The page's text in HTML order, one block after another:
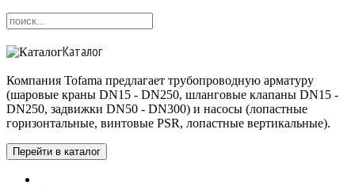
Каталог
Компания Tofama предлагает трубопроводную арматуру
(шаровые краны DN15 - DN250, шланговые клапаны DN15 -
DN250, задвижки DN50 - DN300) и насосы (лопастные
горизонтальные, винтовые PSR, лопастные вертикальные).
Перейти в каталог